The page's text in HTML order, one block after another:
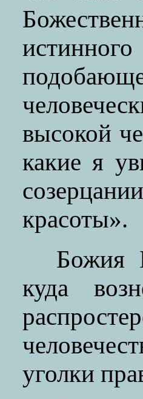
высокой
какие я
красоты».
Божия
куда
уголки